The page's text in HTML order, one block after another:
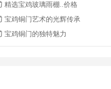
精选宝鸡玻璃雨棚..价格
宝鸡铜门艺术的光辉传承
宝鸡铜门的独特魅力